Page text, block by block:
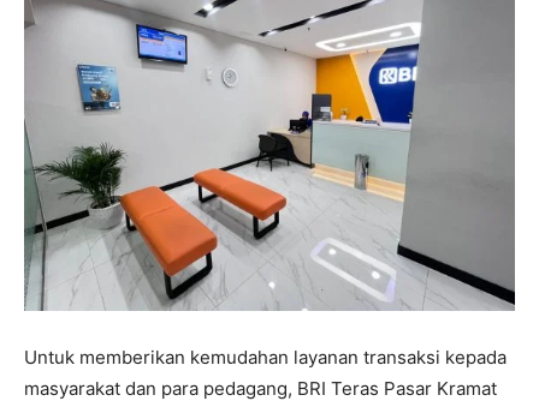
Untuk memberikan kemudahan layanan transaksi kepada
masyarakat dan para pedagang, BRI Teras Pasar Kramat